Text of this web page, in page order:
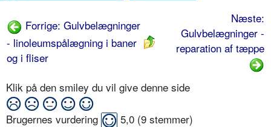
Forrige: Gulvbelægninger
- linoleumspålægning i baner
og i fliser
Næste:
Gulvbelægninger -
reparation af tæppe
Klik på den smiley du vil give denne side
Brugernes vurdering 5,0 (9 stemmer)